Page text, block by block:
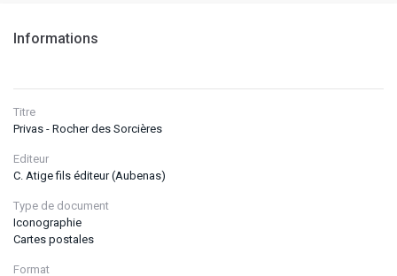
Informations
Titre
Privas - Rocher des Sorcières
Editeur
C. Atige fils éditeur (Aubenas)
Type de document
Iconographie
Cartes postales
Format